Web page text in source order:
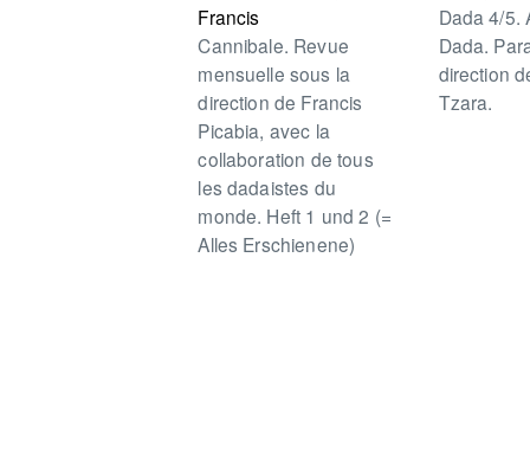
Francis
Cannibale. Revue
mensuelle sous la
direction de Francis
Picabia, avec la
collaboration de tous
les dadaistes du
monde. Heft 1 und 2 (=
Alles Erschienene)
Dada 4/5.
Dada.
direction
Tzara.